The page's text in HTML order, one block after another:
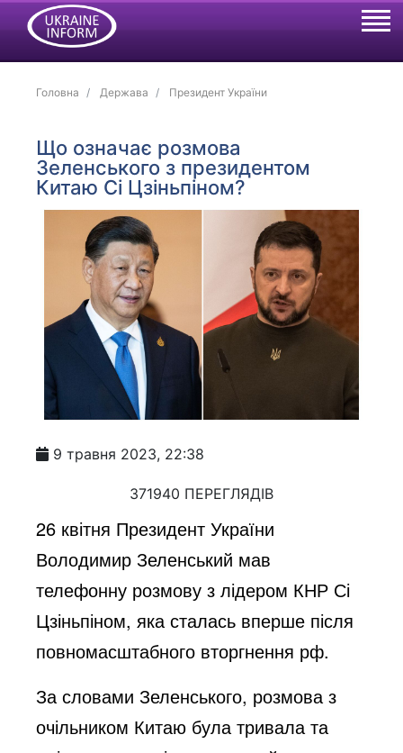
Головна Держава Президент України
Що означає розмова
Зеленського з президентом
Китаю Сі Цзіньпіном?
9 травня 2023, 22:38
371940 ПЕРЕГЛЯДІВ
26 квітня Президент України
Володимир Зеленський мав
телефонну розмову з лідером КНР Сі
Цзіньпіном, яка сталась вперше після
повномасштабного вторгнення рф.
За словами Зеленського, розмова з
очільником Китаю була тривала та